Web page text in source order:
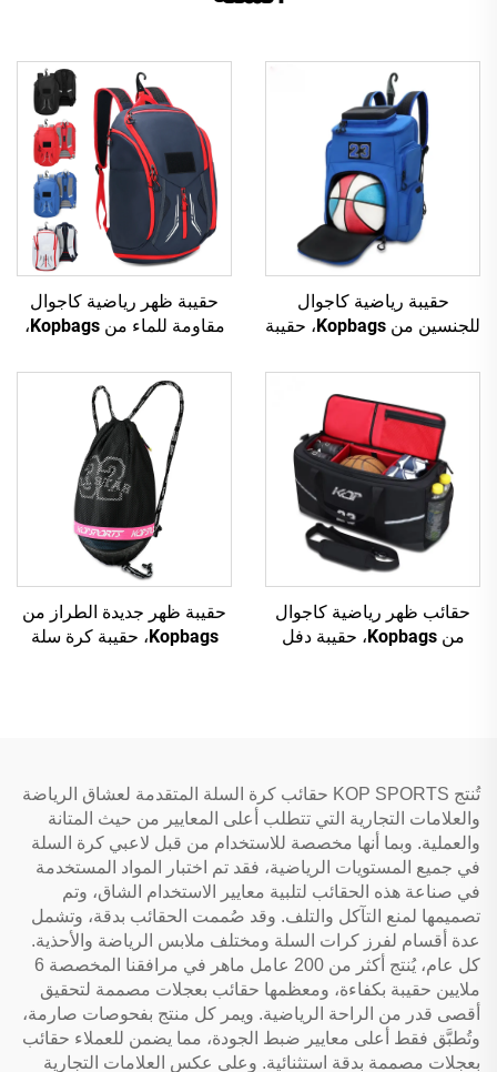
حقيبة رياضية كاجوال
للجنسين من Kopbags، حقيبة
القدم وكرة السلة
حقيبة ظهر رياضية كاجوال
مقاومة للماء من Kopbags،
لرياضة كرة السلة وكرة القدم
حقائب ظهر رياضية كاجوال
من Kopbags، حقيبة دفل
حقيبة ظهر جديدة الطراز من
Kopbags، حقيبة كرة سلة
تُنتج KOP SPORTS حقائب كرة السلة المتقدمة لعشاق الرياضة
والعلامات التجارية التي تتطلب أعلى المعايير من حيث المتانة
والعملية. وبما أنها مخصصة للاستخدام من قبل لاعبي كرة السلة
في جميع المستويات الرياضية، فقد تم اختبار المواد المستخدمة
في صناعة هذه الحقائب لتلبية معايير الاستخدام الشاق، وتم
تصميمها لمنع التآكل والتلف. وقد صُممت الحقائب بدقة، وتشمل
عدة أقسام لفرز كرات السلة ومختلف ملابس الرياضة والأحذية.
كل عام، يُنتج أكثر من 200 عامل ماهر في مرافقنا المخصصة 6
ملايين حقيبة بكفاءة، ومعظمها حقائب بعجلات مصممة لتحقيق
أقصى قدر من الراحة الرياضية. ويمر كل منتج بفحوصات صارمة،
وتُطبَّق فقط أعلى معايير ضبط الجودة، مما يضمن للعملاء حقائب
بعجلات مصممة بدقة استثنائية. وعلى عكس العلامات التجارية